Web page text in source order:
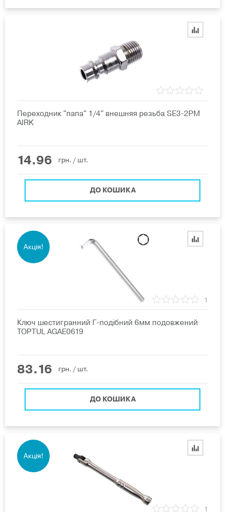
Переходник "папа" 1/4" внешняя резьба SE3-2PM
AIRK
14.96 грн. / шт.
ДО КОШИКА
Акція!
1
Ключ шестигранний Г-подібний 6мм подовжений
TOPTUL AGAE0619
83.16 грн. / шт.
ДО КОШИКА
Акція!
1